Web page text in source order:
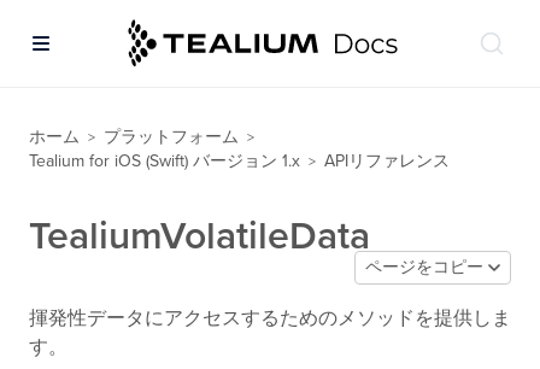
ホーム > プラットフォーム >
Tealium for iOS (Swift) バージョン 1.x > APIリファレンス
TealiumVolatileData
ページをコピー
揮発性データにアクセスするためのメソッドを提供しま
す。